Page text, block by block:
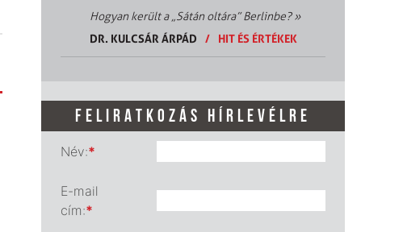
Hogyan került a „Sátán oltára” Berlinbe?»
DR. KULCSÁR ÁRPÁD
/ HIT ÉS ÉRTÉKEK
FELIRATKOZÁS HÍRLEVÉLRE
Név:*
E-mail
cím:*